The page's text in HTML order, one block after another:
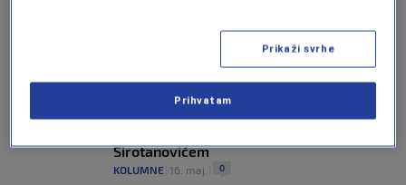
Sirotanovićem
KOLUMNE 16. maj. 0
Prikaži svrhe
Prihvatam